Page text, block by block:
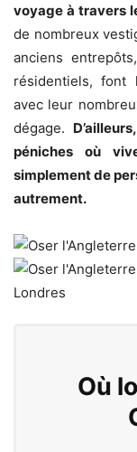
voyage à travers
de nombreux
anciens
résidentiels, font
avec leur
dégage.
péniches où
simplement de
autrement.
Où